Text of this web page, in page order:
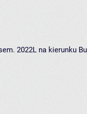
2022L na kierunku